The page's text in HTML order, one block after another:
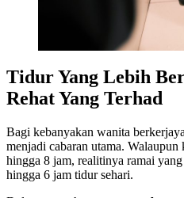
Tidur Yang Lebih
Rehat Yang Terhad
Bagi kebanyakan wanita
menjadi cabaran utama.
hingga 8 jam, realitinya ramai
hingga 6 jam tidur sehari.